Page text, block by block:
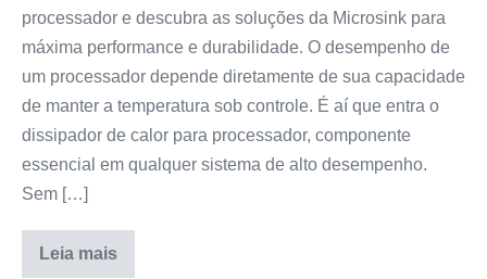
processador e descubra as soluções da Microsink para
máxima performance e durabilidade. O desempenho de
um processador depende diretamente de sua capacidade
de manter a temperatura sob controle. É aí que entra o
dissipador de calor para processador, componente
essencial em qualquer sistema de alto desempenho.
Sem […]
Leia mais